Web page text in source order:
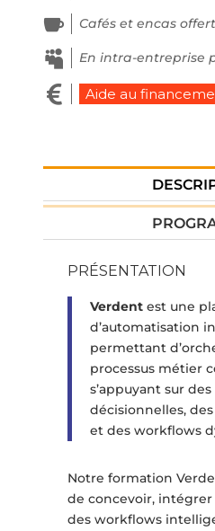
 Cafés et encas
 En intra-entreprise
 Aide au
PRÉSENTATION
Verdentest une
d’automatisation
permettant
processus métier
s’appuyant sur
décisionnelles,
et des workflows
Notre formation
de concevoir,
des workflows